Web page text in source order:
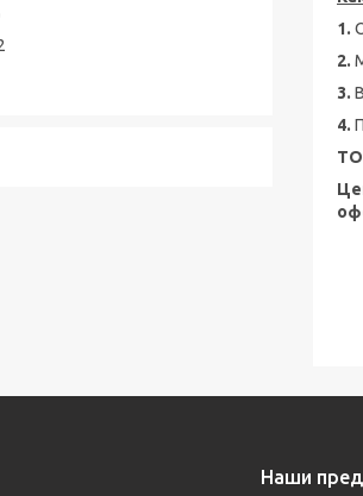
1.
2.
3.
4.
моноблочные насосы
насосы
Наши